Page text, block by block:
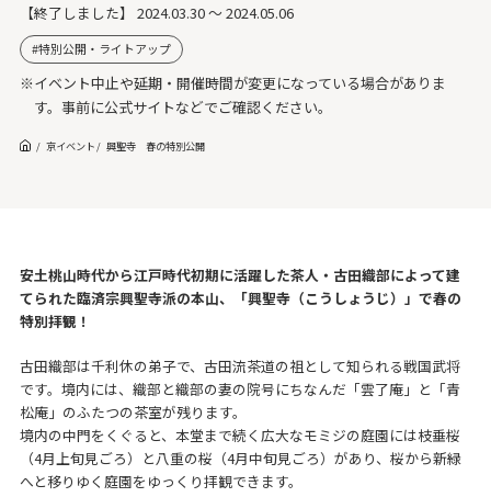
【終了しました】 2024.03.30 ～ 2024.05.06
特別公開・ライトアップ
※イベント中止や延期・開催時間が変更になっている場合がありま
す。事前に公式サイトなどでご確認ください。
京イベント 興聖寺 春の特別公開
安⼟桃⼭時代から江⼾時代初期に活躍した茶⼈・古⽥織部によって建
てられた臨済宗興聖寺派の本⼭、「興聖寺（こうしょうじ）」で春の
特別拝観！
古⽥織部は千利休の弟⼦で、古⽥流茶道の祖として知られる戦国武将
です。境内には、織部と織部の妻の院号にちなんだ「雲了庵」と「⻘
松庵」のふたつの茶室が残ります。
境内の中⾨をくぐると、本堂まで続く広⼤なモミジの庭園には枝垂桜
（4⽉上旬⾒ごろ）と⼋重の桜（4⽉中旬⾒ごろ）があり、桜から新緑
へと移りゆく庭園をゆっくり拝観できます。